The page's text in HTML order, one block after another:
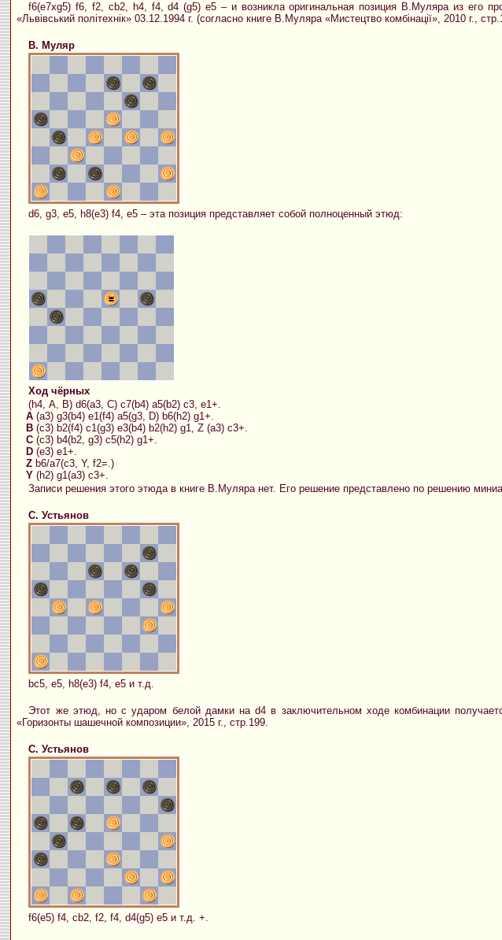
f6(e7xg5) f6, f2, cb2, h4, f4, d4 (g5) e5 – и возникла оригинальная позиция В.Муляра из его
«Львівський політехнік» 03.12.1994 г. (согласно книге В.Муляра «Мистецтво комбінації», 2010 г.,
В. Муляр
d6, g3, e5, h8(e3) f4, e5 – эта позиция представляет собой полноценный этюд:
Ход чёрных
(h4, А, В) d6(a3, С) c7(b4) a5(b2) c3, e1+.
А (a3) g3(b4) e1(f4) a5(g3, D) b6(h2) g1+.
B (c3) b2(f4) c1(g3) e3(b4) b2(h2) g1, Z (a3) c3+.
С (c3) b4(b2, g3) c5(h2) g1+.
D (e3) e1+.
Z b6/a7(c3, Y, f2=.)
Y (h2) g1(a3) c3+.
Записи решения этого этюда в книге В.Муляра нет. Его решение представлено по решению
С. Устьянов
bc5, e5, h8(e3) f4, e5 и т.д.
Этот же этюд, но с ударом белой дамки на d4 в заключительном ходе комбинации
«Горизонты шашечной композиции», 2015 г., стр.199.
С. Устьянов
f6(e5) f4, cb2, f2, f4, d4(g5) e5 и т.д. +.